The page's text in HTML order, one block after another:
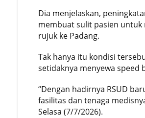
Dia menjelaskan,
membuat sulit pasien untuk
rujuk ke Padang.
Tak hanya itu kondisi
setidaknya menyewa
“Dengan hadirnya RSUD
fasilitas dan tenaga
Selasa (7/7/2026).